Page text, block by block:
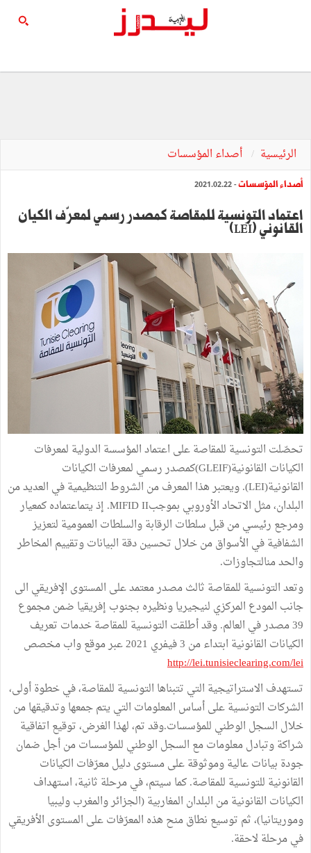
الرئيسية أصداء المؤسسات
أصداء المؤسسات- 2021.02.22
اعتماد التونسية للمقاصة كمصدر رسمي لمعرّف الكيان
القانوني (LEI)
تحصّلت التونسية للمقاصة على اعتماد المؤسسة الدولية لمعرفات
الكيانات القانونية(GLEIF)كمصدر رسمي لمعرفات الكيانات
القانونية(LEI). ويعتبر هذا المعرف من الشروط التنظيمية في العديد من
البلدان، مثل الاتحاد الأوروبي بموجبMIFID II. إذ يتماعتماده كمعيار
ومرجع رئيسي من قبل سلطات الرقابة والسلطات العمومية لتعزيز
الشفافية في الأسواق من خلال تحسين دقة البيانات وتقييم المخاطر
والحد منالتجاوزات.
وتعد التونسية للمقاصة ثالث مصدر معتمد على المستوى الإفريقي الى
جانب المودع المركزي لنيجيريا ونظيره بجنوب إفريقيا ضمن مجموع
39 مصدر في العالم. وقد أطلقت التونسية للمقاصة خدمات تعريف
الكيانات القانونية ابتداء من 3 فيفري 2021 عبر موقع واب مخصص
http://lei.tunisieclearing.com/lei
تستهدف الاستراتيجية التي تتبناها التونسية للمقاصة، في خطوة أولى،
الشركات التونسية على أساس المعلومات التي يتم جمعها وتدقيقها من
خلال السجل الوطني للمؤسسات.وقد تم، لهذا الغرض، توقيع اتفاقية
شراكة وتبادل معلومات مع السجل الوطني للمؤسسات من أجل ضمان
جودة بيانات عالية وموثوقة على مستوى دليل معرّفات الكيانات
القانونية للتونسية للمقاصة. كما سيتم، في مرحلة ثانية، استهداف
الكيانات القانونية من البلدان المغاربية (الجزائر والمغرب وليبيا
وموريتانيا)، ثم توسيع نطاق منح هذه المعرّفات على المستوى الأفريقي
في مرحلة لاحقة.